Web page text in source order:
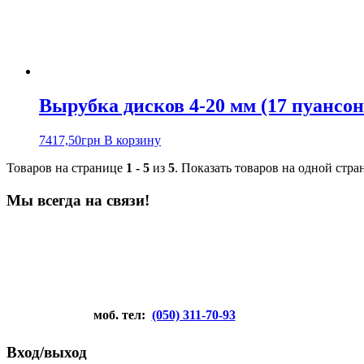
Вырубка дисков 4-20 мм (17
7417,50грн В корзину
Товаров на странице 1 - 5 из 5. Показать товаров на одной
Мы всегда на связи!
моб. тел: (050) 311-70-93
Вход/выход